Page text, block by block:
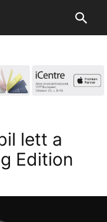
lett a
Edition